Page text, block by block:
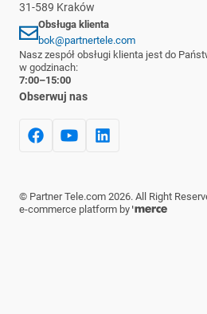
31-589 Kraków
Obsługa klienta
bok@partnertele.com
Nasz zespół obsługi klienta jest do
w godzinach:
7:00–15:00
Obserwuj nas
© Partner Tele.com 2026. All Right
e-commerce platform by